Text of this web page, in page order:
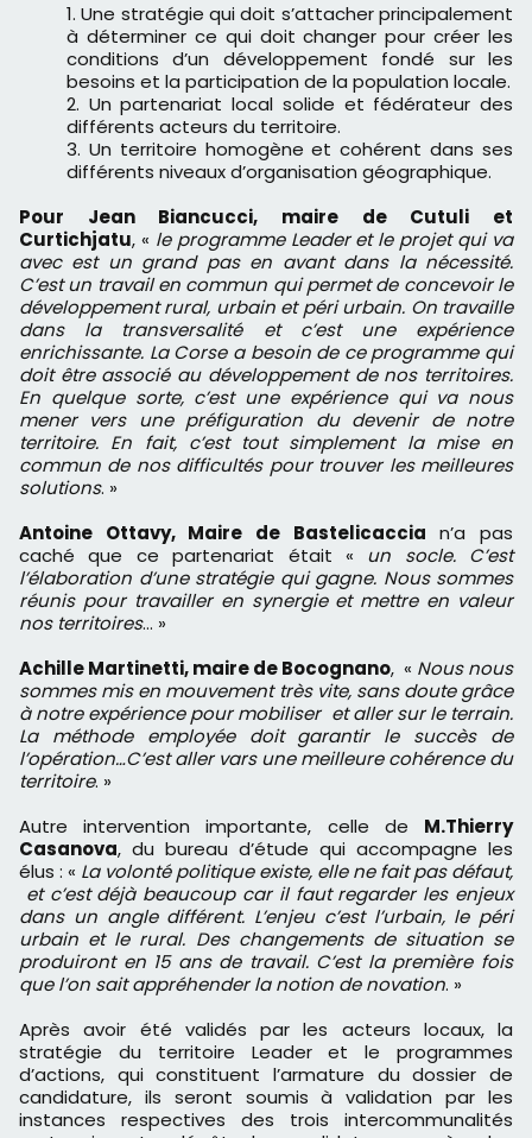
Une stratégie qui doit s’attacher principalement
à déterminer ce qui doit changer pour créer les
conditions d’un développement fondé sur les
besoins et la participation de la population locale.
Un partenariat local solide et fédérateur des
différents acteurs du territoire.
Un territoire homogène et cohérent dans ses
différents niveaux d’organisation géographique.
Pour Jean Biancucci, maire de Cutuli et
Curtichjatu, « le programme Leader et le projet qui va
avec est un grand pas en avant dans la nécessité.
C’est un travail en commun qui permet de concevoir le
développement rural, urbain et péri urbain. On travaille
dans la transversalité et c’est une expérience
enrichissante. La Corse a besoin de ce programme qui
doit être associé au développement de nos territoires.
En quelque sorte, c’est une expérience qui va nous
mener vers une préfiguration du devenir de notre
territoire. En fait, c’est tout simplement la mise en
commun de nos difficultés pour trouver les meilleures
solutions. »
Antoine Ottavy, Maire de Bastelicaccia n’a pas
caché que ce partenariat était « un socle. C’est
l’élaboration d’une stratégie qui gagne. Nous sommes
réunis pour travailler en synergie et mettre en valeur
nos territoires… »
Achille Martinetti, maire de Bocognano, « Nous nous
sommes mis en mouvement très vite, sans doute grâce
à notre expérience pour mobiliser et aller sur le terrain.
La méthode employée doit garantir le succès de
l’opération…C’est aller vars une meilleure cohérence du
territoire. »
Autre intervention importante, celle de M.Thierry
Casanova, du bureau d’étude qui accompagne les
élus : « La volonté politique existe, elle ne fait pas défaut,
et c’est déjà beaucoup car il faut regarder les enjeux
dans un angle différent. L’enjeu c’est l’urbain, le péri
urbain et le rural. Des changements de situation se
produiront en 15 ans de travail. C’est la première fois
que l’on sait appréhender la notion de novation. »
Après avoir été validés par les acteurs locaux, la
stratégie du territoire Leader et le programmes
d’actions, qui constituent l’armature du dossier de
candidature, ils seront soumis à validation par les
instances respectives des trois intercommunalités